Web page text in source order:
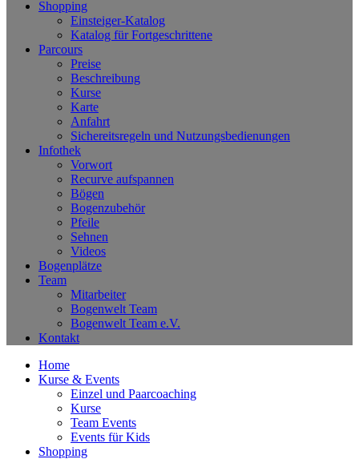
Shopping
Einsteiger-Katalog
Katalog für Fortgeschrittene
Parcours
Preise
Beschreibung
Kurse
Karte
Anfahrt
Sichereitsregeln und Nutzungsbedienungen
Infothek
Vorwort
Recurve aufspannen
Bögen
Bogenzubehör
Pfeile
Sehnen
Videos
Bogenplätze
Team
Mitarbeiter
Bogenwelt Team
Bogenwelt Team e.V.
Kontakt
Home
Kurse & Events
Einzel und Paarcoaching
Kurse
Team Events
Events für Kids
Shopping